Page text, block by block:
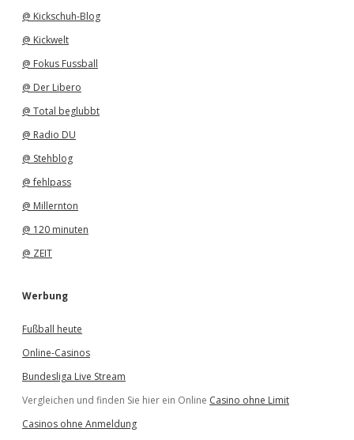
@ Kickschuh-Blog
@ Kickwelt
@ Fokus Fussball
@ Der Libero
@ Total beglubbt
@ Radio DU
@ Stehblog
@ fehlpass
@ Millernton
@ 120 minuten
@ ZEIT
Werbung
Fußball heute
Online-Casinos
Bundesliga Live Stream
Vergleichen und finden Sie hier ein Online Casino ohne Limit
Casinos ohne Anmeldung